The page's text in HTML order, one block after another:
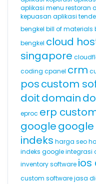
aplikasi menu restoran
kepuasan aplikasi
bengkel bill of materials
bengkel cloud
singapore
coding cpanel crm
poscustom
doitdomain
eproc erp
google
indeks harga seo
indeks googleintegrasi
inventory software ios
custom softwarejasa